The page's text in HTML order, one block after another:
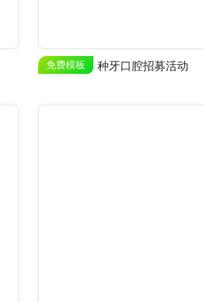
免费模板 种牙口腔招募活动